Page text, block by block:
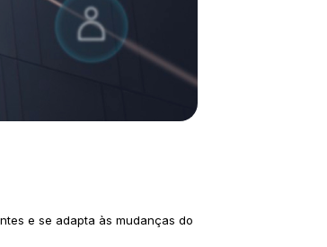
e se adapta às mudanças do